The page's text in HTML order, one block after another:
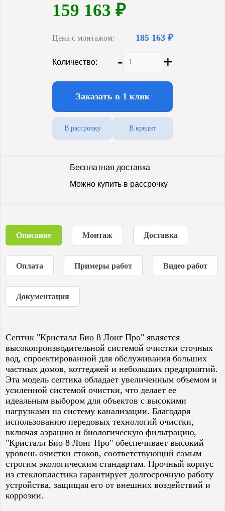
159 163 ₽
Цена с монтажом: 185 163 ₽
Количество: - +
Заказать в 1 клик
В рассрочку В кредит
Бесплатная доставка
Можно купить в рассрочку
Описание Монтаж Доставка
Оплата Примеры работ Видео работ
Документация
Септик "Кристалл Био 8 Лонг Про" является
высокопроизводительной системой очистки сточных
вод, спроектированной для обслуживания больших
частных домов, коттеджей и небольших предприятий.
Эта модель септика обладает увеличенным объемом и
усиленной системой очистки, что делает ее
идеальным выбором для объектов с высокими
нагрузками на систему канализации. Благодаря
использованию передовых технологий очистки,
включая аэрацию и биологическую фильтрацию,
"Кристалл Био 8 Лонг Про" обеспечивает высокий
уровень очистки стоков, соответствующий самым
строгим экологическим стандартам. Прочный корпус
из стеклопластика гарантирует долгосрочную работу
устройства, защищая его от внешних воздействий и
коррозии.